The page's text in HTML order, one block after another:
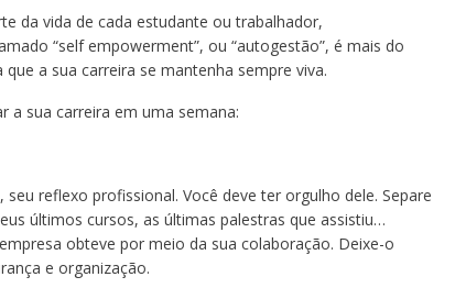
da vida de cada estudante ou trabalhador,
“self empowerment”, ou “autogestão”, é mais do
a sua carreira se mantenha sempre viva.
a sua carreira em uma semana:
reflexo profissional. Você deve ter orgulho dele. Separe
últimos cursos, as últimas palestras que assistiu…
obteve por meio da sua colaboração. Deixe-o
e organização.